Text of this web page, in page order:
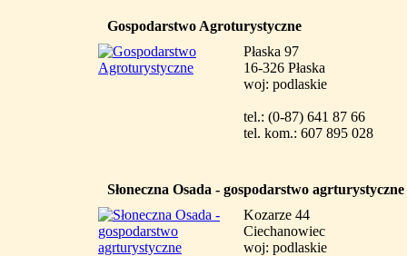
Gospodarstwo Agroturystyczne
Płaska 97
16-326 Płaska
woj: podlaskie
tel.: (0-87) 641 87 66
tel. kom.: 607 895 028
Słoneczna Osada - gospodarstwo agrturystyczne
Kozarze 44
Ciechanowiec
woj: podlaskie